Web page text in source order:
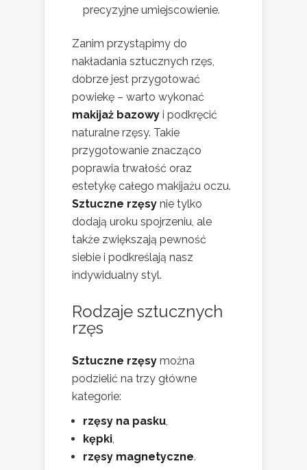
precyzyjne umiejscowienie.
Zanim przystąpimy do
nakładania sztucznych rzęs,
dobrze jest przygotować
powiekę – warto wykonać
makijaż bazowy i podkręcić
naturalne rzęsy. Takie
przygotowanie znacząco
poprawia trwałość oraz
estetykę całego makijażu oczu.
Sztuczne rzęsy nie tylko
dodają uroku spojrzeniu, ale
także zwiększają pewność
siebie i podkreślają nasz
indywidualny styl.
Rodzaje sztucznych
rzęs
Sztuczne rzęsy można
podzielić na trzy główne
kategorie:
rzęsy na pasku,
kępki,
rzęsy magnetyczne.